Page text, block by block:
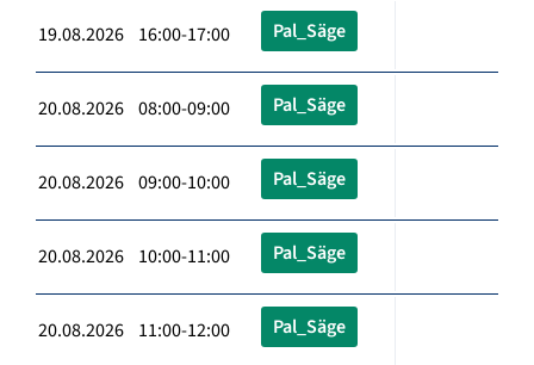
19.08.2026 16:00-17:00 Pal_Säge
20.08.2026 08:00-09:00 Pal_Säge
20.08.2026 09:00-10:00 Pal_Säge
20.08.2026 10:00-11:00 Pal_Säge
20.08.2026 11:00-12:00 Pal_Säge